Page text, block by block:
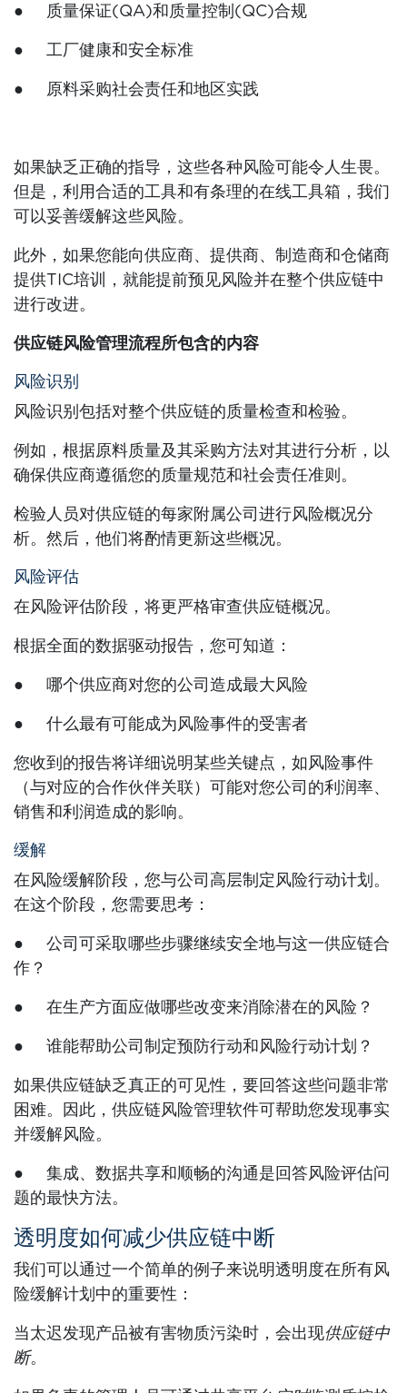
● 质量保证(QA)和质量控制(QC)合规
● 工厂健康和安全标准
● 原料采购社会责任和地区实践
如果缺乏正确的指导，这些各种风险可能令人生畏。
但是，利用合适的工具和有条理的在线工具箱，我们
可以妥善缓解这些风险。
此外，如果您能向供应商、提供商、制造商和仓储商
提供TIC培训，就能提前预见风险并在整个供应链中
进行改进。
供应链风险管理流程所包含的内容
风险识别
风险识别包括对整个供应链的质量检查和检验。
例如，根据原料质量及其采购方法对其进行分析，以
确保供应商遵循您的质量规范和社会责任准则。
检验人员对供应链的每家附属公司进行风险概况分
析。然后，他们将酌情更新这些概况。
风险评估
在风险评估阶段，将更严格审查供应链概况。
根据全面的数据驱动报告，您可知道：
● 哪个供应商对您的公司造成最大风险
● 什么最有可能成为风险事件的受害者
您收到的报告将详细说明某些关键点，如风险事件
（与对应的合作伙伴关联）可能对您公司的利润率、
销售和利润造成的影响。
缓解
在风险缓解阶段，您与公司高层制定风险行动计划。
在这个阶段，您需要思考：
● 公司可采取哪些步骤继续安全地与这一供应链合
作？
● 在生产方面应做哪些改变来消除潜在的风险？
● 谁能帮助公司制定预防行动和风险行动计划？
如果供应链缺乏真正的可见性，要回答这些问题非常
困难。因此，供应链风险管理软件可帮助您发现事实
并缓解风险。
● 集成、数据共享和顺畅的沟通是回答风险评估问
题的最快方法。
透明度如何减少供应链中断
我们可以通过一个简单的例子来说明透明度在所有风
险缓解计划中的重要性：
当太迟发现产品被有害物质污染时，会出现供应链中
断。